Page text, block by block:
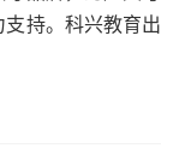
持。科兴教育出